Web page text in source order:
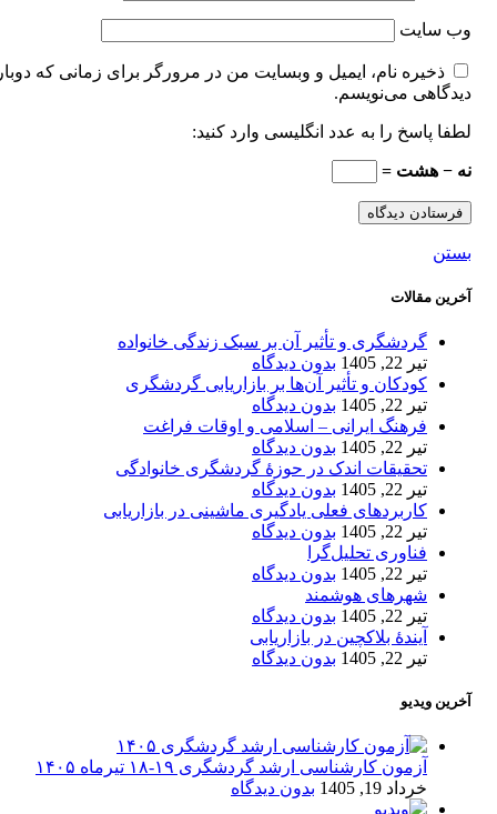
وب‌ سایت
ذخیره نام، ایمیل و وبسایت من در مرورگر برای زمانی که
دیدگاهی می‌نویسم.
لطفا پاسخ را به عدد انگلیسی وارد کنید:
نه − هشت =
بستن
آخرین مقالات
گردشگری و تأثیر آن بر سبک زندگی خانواده
تیر 22, 1405
بدون دیدگاه
کودکان و تأثیر آن‌ها بر بازاریابی گردشگری
تیر 22, 1405
بدون دیدگاه
فرهنگ ایرانی – اسلامی و اوقات فراغت
تیر 22, 1405
بدون دیدگاه
تحقیقات اندک در حوزۀ گردشگری خانوادگی
تیر 22, 1405
بدون دیدگاه
کاربردهای فعلی یادگیری ماشینی در بازاریابی
تیر 22, 1405
بدون دیدگاه
فناوری تحلیل‌گرا
تیر 22, 1405
بدون دیدگاه
شهرهای هوشمند
تیر 22, 1405
بدون دیدگاه
آیندۀ بلاکچین در بازاریابی
تیر 22, 1405
بدون دیدگاه
آخرین ویدیو
آزمون کارشناسی ارشد گردشگری ۱۹-۱۸ تیرماه ۱۴۰۵
خرداد 19, 1405
بدون دیدگاه